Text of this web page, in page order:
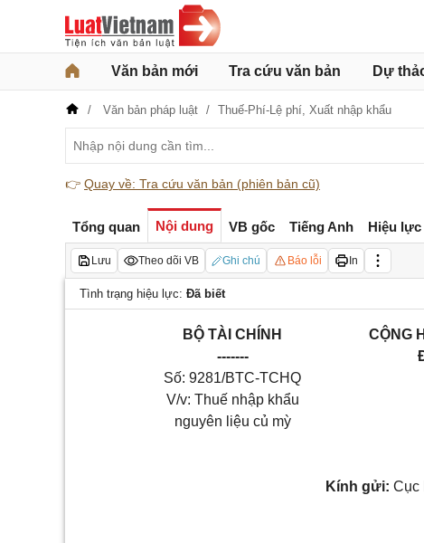
Văn bản mới Tra cứu văn bản Dự
Văn bản pháp luật Thuế-Phí-Lệ phí, Xuất nhập khẩu
👉 Quay về: Tra cứu văn bản (phiên bản cũ)
Tổng quan Nội dung VB gốc Tiếng Anh Hiệu lực
Lưu Theo dõi VB Ghi chú Báo lỗi In
Tình trạng hiệu lực: Đã biết
BỘ TÀI CHÍNH
-------
Số: 9281/BTC-TCHQ
V/v: Thuế nhập khẩu
nguyên liệu củ mỳ
CỘNG
Kính gửi: Cục